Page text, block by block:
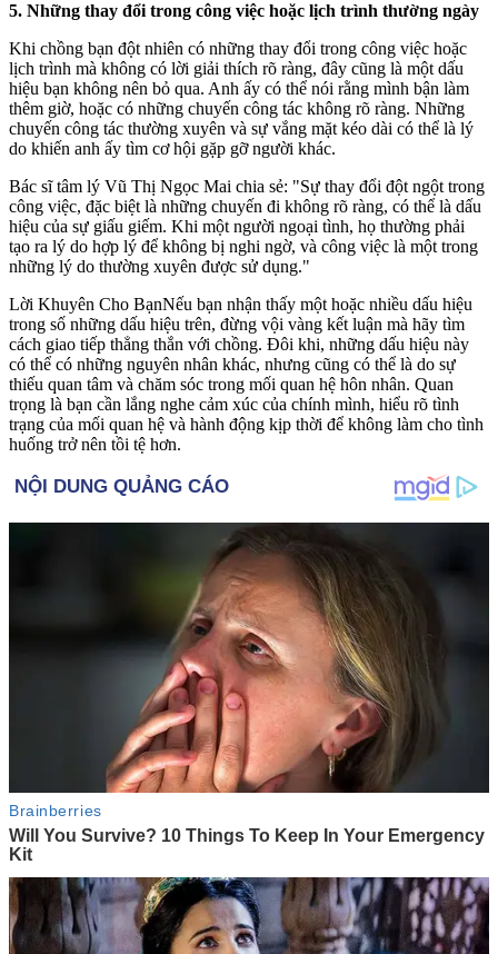
5. Những thay đổi trong công việc hoặc lịch trình thường ngày
Khi chồng bạn đột nhiên có những thay đổi trong công việc hoặc
lịch trình mà không có lời giải thích rõ ràng, đây cũng là một dấu
hiệu bạn không nên bỏ qua. Anh ấy có thể nói rằng mình bận làm
thêm giờ, hoặc có những chuyến công tác không rõ ràng. Những
chuyến công tác thường xuyên và sự vắng mặt kéo dài có thể là lý
do khiến anh ấy tìm cơ hội gặp gỡ người khác.
Bác sĩ tâm lý Vũ Thị Ngọc Mai chia sẻ: "Sự thay đổi đột ngột trong
công việc, đặc biệt là những chuyến đi không rõ ràng, có thể là dấu
hiệu của sự giấu giếm. Khi một người ngoại tình, họ thường phải
tạo ra lý do hợp lý để không bị nghi ngờ, và công việc là một trong
những lý do thường xuyên được sử dụng."
Lời Khuyên Cho BạnNếu bạn nhận thấy một hoặc nhiều dấu hiệu
trong số những dấu hiệu trên, đừng vội vàng kết luận mà hãy tìm
cách giao tiếp thẳng thắn với chồng. Đôi khi, những dấu hiệu này
có thể có những nguyên nhân khác, nhưng cũng có thể là do sự
thiếu quan tâm và chăm sóc trong mối quan hệ hôn nhân. Quan
trọng là bạn cần lắng nghe cảm xúc của chính mình, hiểu rõ tình
trạng của mối quan hệ và hành động kịp thời để không làm cho tình
huống trở nên tồi tệ hơn.